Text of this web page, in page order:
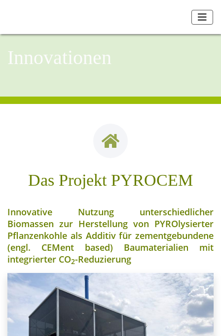
Innovationen
Das Projekt PYROCEM
Innovative Nutzung unterschiedlicher
Biomassen zur Herstellung von PYROlysierter
Pflanzenkohle als Additiv für zementgebundene
(engl. CEMent based) Baumaterialien mit
integrierter CO2-Reduzierung